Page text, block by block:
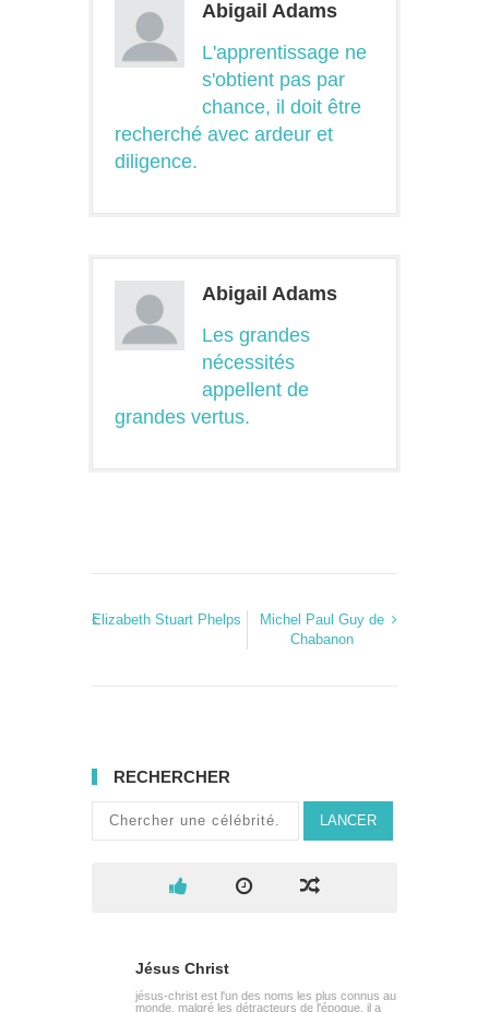
Abigail Adams
L'apprentissage ne
s'obtient pas par
chance, il doit être
recherché avec ardeur et
diligence.
Abigail Adams
Les grandes
nécessités
appellent de
grandes vertus.
Elizabeth Stuart Phelps
Michel Paul Guy de
Chabanon
RECHERCHER
LANCER
Jésus Christ
jésus-christ est l'un des noms les plus connus au
monde. malgré les détracteurs de l'époque, il a